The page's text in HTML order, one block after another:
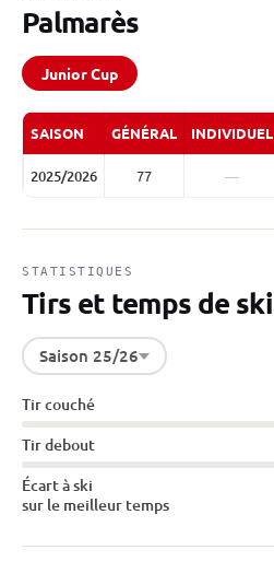
Palmarès
Junior Cup
SAISON GÉNÉRAL INDIVIDUEL
2025/2026 77 —
STATISTIQUES
Tirs et temps de ski
Saison 25/26
Tir couché
Tir debout
Écart à ski
sur le meilleur temps